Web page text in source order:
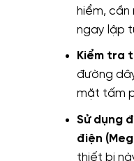
hiểm,
ngay lập
Kiểm tra
đường
mặt tấm
Sử dụng
điện
thiết bị